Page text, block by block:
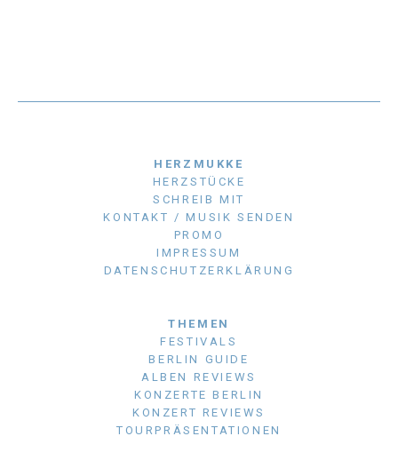
HERZMUKKE
HERZSTÜCKE
SCHREIB MIT
KONTAKT / MUSIK SENDEN
PROMO
IMPRESSUM
DATENSCHUTZERKLÄRUNG
THEMEN
FESTIVALS
BERLIN GUIDE
ALBEN REVIEWS
KONZERTE BERLIN
KONZERT REVIEWS
TOURPRÄSENTATIONEN